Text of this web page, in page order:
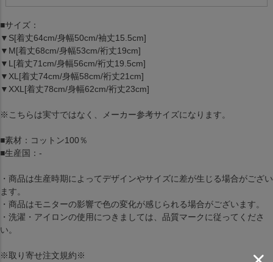
■サイズ：
▼S[着丈64cm/身幅50cm/袖丈15.5cm]
▼M[着丈68cm/身幅53cm/裄丈19cm]
▼L[着丈71cm/身幅56cm/裄丈19.5cm]
▼XL[着丈74cm/身幅58cm/裄丈21cm]
▼XXL[着丈78cm/身幅62cm/裄丈23cm]
※こちらは実寸ではなく、メーカー参考サイズになります。
■素材：コットン100％
■生産国：-
・商品は生産時期によってデザインやサイズに差が生じる場合がござい
ます。
・商品はモニターの影響で色の変化が感じられる場合がございます。
・洗濯・アイロンの使用につきましては、品質マークに従ってくださ
い。
※取り寄せ注文規約※